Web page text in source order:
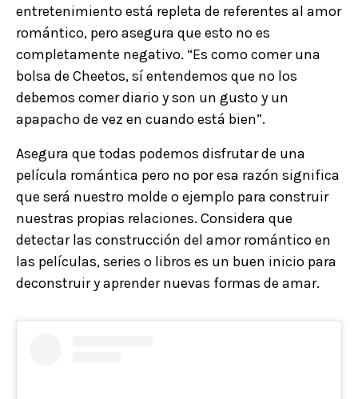
entretenimiento está repleta de referentes al amor
romántico, pero asegura que esto no es
completamente negativo. “Es como comer una
bolsa de Cheetos, sí entendemos que no los
debemos comer diario y son un gusto y un
apapacho de vez en cuando está bien”.
Asegura que todas podemos disfrutar de una
película romántica pero no por esa razón significa
que será nuestro molde o ejemplo para construir
nuestras propias relaciones. Considera que
detectar las construcción del amor romántico en
las películas, series o libros es un buen inicio para
deconstruir y aprender nuevas formas de amar.